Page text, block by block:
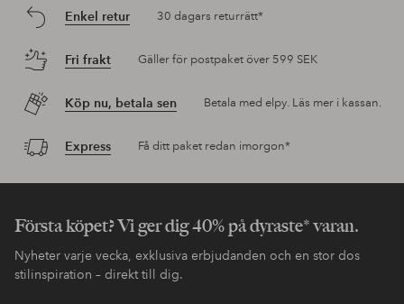
Enkel retur 30 dagars returrätt*
Fri frakt Gäller för postpaket över 599 SEK
Köp nu, betala sen Betala med elpy. Läs mer i kassan.
Express Få ditt paket redan imorgon*
Första köpet? Vi ger dig 40% på dyraste* varan.
Nyheter varje vecka, exklusiva erbjudanden och en stor dos
stilinspiration – direkt till dig.